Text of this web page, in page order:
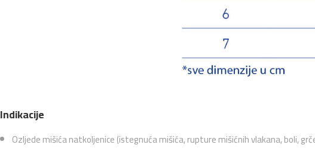
Indikacije
Ozljede mišića natkoljenice (istegnuća mišića, rupture mišićnih vlakana, boli,